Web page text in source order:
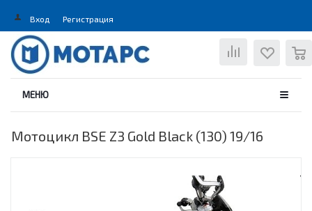
Вход Регистрация
МЕНЮ
Мотоцикл BSE Z3 Gold Black (130) 19/16